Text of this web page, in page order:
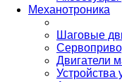
Механотроника
Шаговые
Двигатели
Устройства